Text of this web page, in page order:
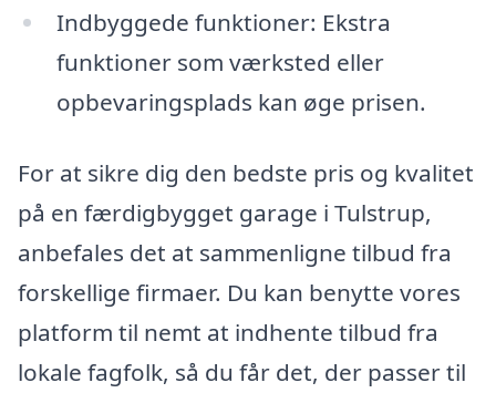
Indbyggede funktioner: Ekstra
funktioner som værksted eller
opbevaringsplads kan øge prisen.
For at sikre dig den bedste pris og kvalitet
på en færdigbygget garage i Tulstrup,
anbefales det at sammenligne tilbud fra
forskellige firmaer. Du kan benytte vores
platform til nemt at indhente tilbud fra
lokale fagfolk, så du får det, der passer til